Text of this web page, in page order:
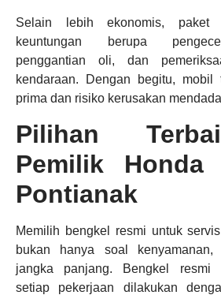
Selain lebih ekonomis,
keuntungan berupa
penggantian oli, dan
kendaraan. Dengan begitu, mobil
prima dan risiko kerusakan
Pilihan
Pemilik
Pontianak
Memilih bengkel resmi untuk
bukan hanya soal
jangka panjang. Bengkel resmi
setiap pekerjaan dilakukan